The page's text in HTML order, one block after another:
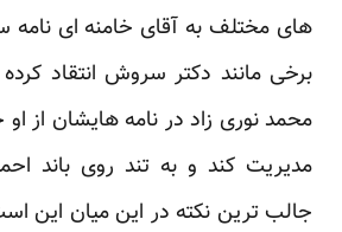
های مختلف به آقای خامنه ای نامه
برخی مانند دکتر سروش انتقاد
محمد نوری زاد در نامه هایشان از
مدیریت کند و به تند روی باند
جالب ترین نکته در این میان این